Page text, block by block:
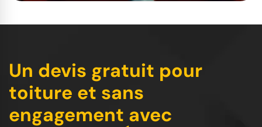
Un devis gratuit pour
toiture et sans
engagement avec